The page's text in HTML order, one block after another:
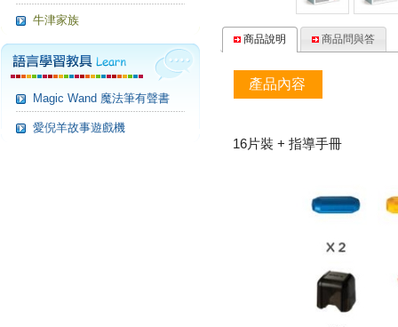
牛津家族
Magic Wand 魔法筆有聲書
愛倪羊故事遊戲機
商品說明 商品問與答
產品內容
16片裝 + 指導手冊